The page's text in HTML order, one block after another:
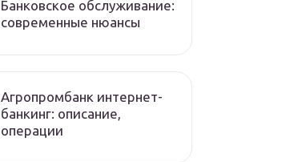
Банковское обслуживание:
современные нюансы
Агропромбанк интернет-
банкинг: описание,
операции